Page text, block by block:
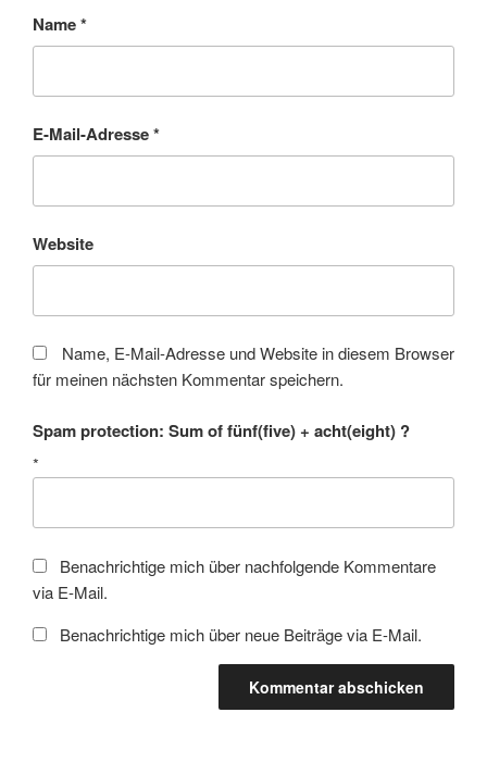
Name*
E-Mail-Adresse*
Website
Name, E-Mail-Adresse und Website in diesem Browser
für meinen nächsten Kommentar speichern.
Spam protection: Sum of fünf(five) + acht(eight) ?
*
Benachrichtige mich über nachfolgende Kommentare
via E-Mail.
Benachrichtige mich über neue Beiträge via E-Mail.